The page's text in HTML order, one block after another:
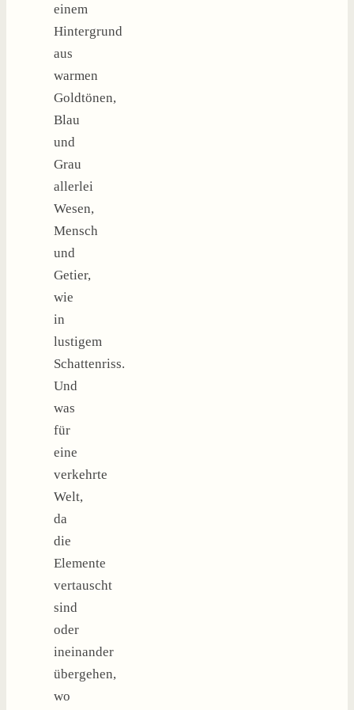
einem
Hintergrund
aus
warmen
Goldtönen,
Blau
und
Grau
allerlei
Wesen,
Mensch
und
Getier,
wie
in
lustigem
Schattenriss.
Und
was
für
eine
verkehrte
Welt,
da
die
Elemente
vertauscht
sind
oder
ineinander
übergehen,
wo